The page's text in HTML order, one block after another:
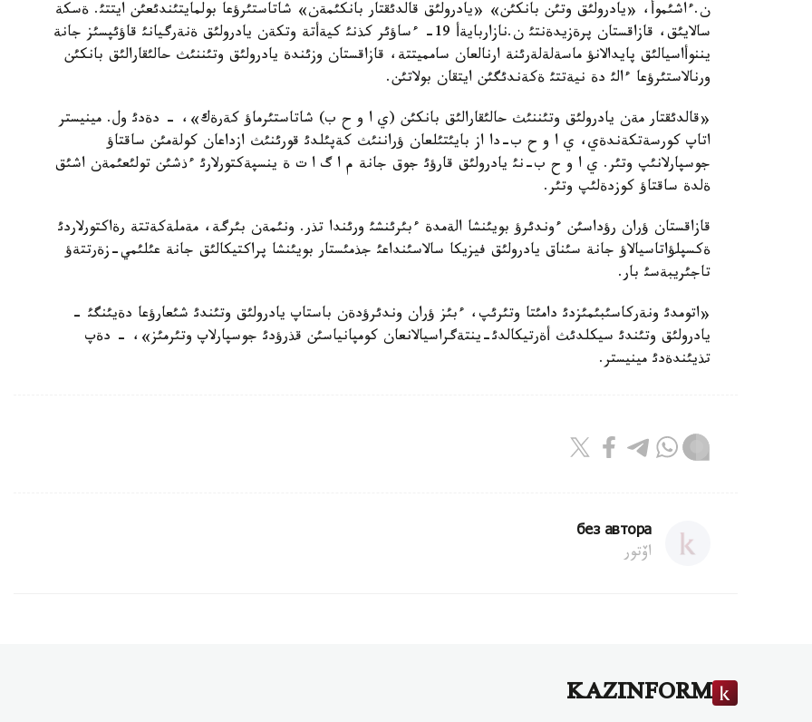
ن.ءاشئموأ، «يادرولئق وتئن بانكئن» «يادرولئق قالدئقتار بانكئمةن» شاتاستئرؤعا بولمايتئندئعئن ايتتئ. ةسكة
سالايئق، قازاقستان پرةزيدةنتئ ن.نازاربايةأ 19- ءساؤئر كذنئ كيةأتة وتكةن يادرولئق ةنةرگيانئ قاؤئپسئز جانة
يننوأاسيالئق پايدالانؤ ماسةلةلةرئنة ارنالعان سامميتتة، قازاقستان وزئندة يادرولئق وتئننئث حالئقارالئق بانكئن
ورنالاستئرؤعا ءالئ دة نيةتتئ ةكةندئگئن ايتقان بولاتئن.
«قالدئقتار مةن يادرولئق وتئننئث حالئقارالئق بانكئن (ي ا و ح ب) شاتاستئرماؤ كةرةك»، - دةدئ ول. مينيستر
اتاپ كورسةتكةندةي، ي ا و ح ب-دا از بايئتئلعان ؤراننئث كةپئلدئ قورئنئث ازداعان كولةمئن ساقتاؤ
جوسپارلانئپ وتئر. ي ا و ح ب-نئ يادرولئق قارؤئ جوق جانة م ا گ ا ت ة ينسپةكتورلارئ ءذشئن تولئعئمةن اشئق
ةلدة ساقتاؤ كوزدةلئپ وتئر.
قازاقستان ؤران رؤداسئن ءوندئرؤ بويئنشا الةمدة ءبئرئنشئ ورئندا تذر. ونئمةن بئرگة، مةملةكةتتة رةاكتورلاردئ
ةكسپلؤاتاسيالاؤ جانة سئناق يادرولئق فيزيكا سالاسئنداعئ جذمئستار بويئنشا پراكتيكالئق جانة عئلئمي-زةرتتةؤ
تاجئريبةسئ بار.
«اتومدئ ونةركاسئبئمئزدئ دامئتا وتئرئپ، ءبئز ؤران وندئرؤدةن باستاپ يادرولئق وتئندئ شئعارؤعا دةيئنگئ -
يادرولئق وتئندئ سيكلدئث أةرتيكالدئ-ينتةگراسيالانعان كومپانياسئن قذرؤدئ جوسپارلاپ وتئرمئز»، - دةپ
تذيئندةدئ مينيستر.
без автора
اۆتور
KAZINFORM